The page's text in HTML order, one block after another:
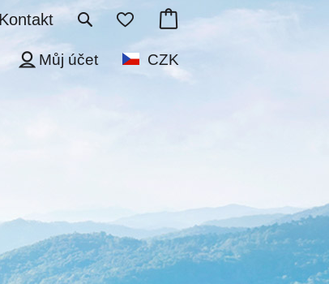
Kontakt
CZK
Můj účet